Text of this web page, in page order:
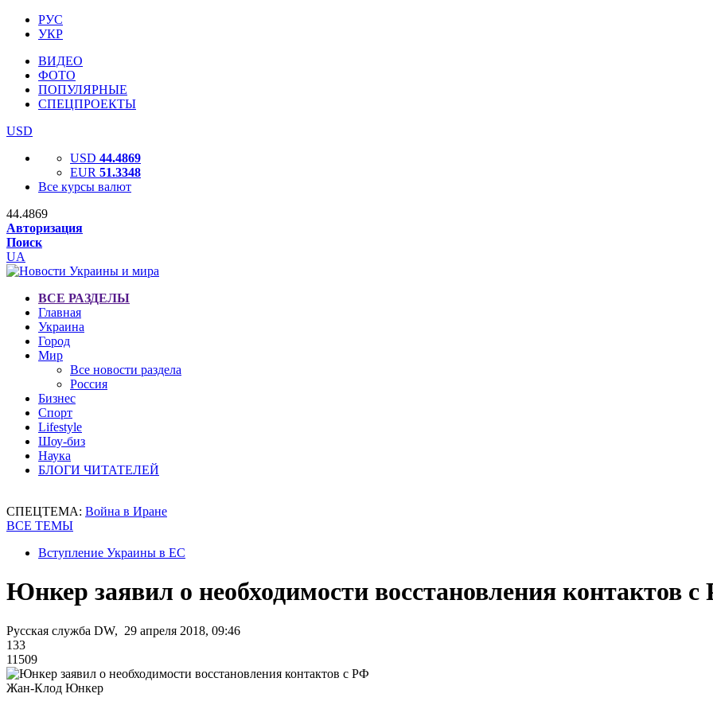
РУС
УКР
ВИДЕО
ФОТО
ПОПУЛЯРНЫЕ
СПЕЦПРОЕКТЫ
USD
USD 44.4869
EUR 51.3348
Все курсы валют
44.4869
Авторизация
Поиск
UA
ВСЕ РАЗДЕЛЫ
Главная
Украина
Город
Мир
Все новости раздела
Россия
Бизнес
Спорт
Lifestyle
Шоу-биз
Наука
БЛОГИ ЧИТАТЕЛЕЙ
СПЕЦТЕМА: Война в Иране
ВСЕ ТЕМЫ
Вступление Украины в ЕС
Юнкер заявил о необходимости восстановления контактов
Русская служба DW, 29 апреля 2018, 09:46
133
11509
Жан-Клод Юнкер